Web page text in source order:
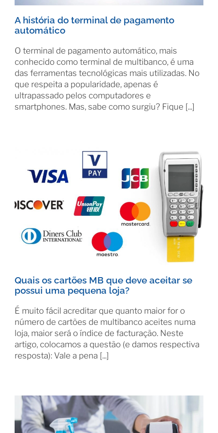
A história do terminal de pagamento
automático
O terminal de pagamento automático, mais
conhecido como terminal de multibanco, é uma
das ferramentas tecnológicas mais utilizadas. No
que respeita a popularidade, apenas é
ultrapassado pelos computadores e
smartphones. Mas, sabe como surgiu? Fique [...]
Quais os cartões MB que deve aceitar se
possui uma pequena loja?
É muito fácil acreditar que quanto maior for o
número de cartões de multibanco aceites numa
loja, maior será o índice de facturação. Neste
artigo, colocamos a questão (e damos respectiva
resposta): Vale a pena [...]